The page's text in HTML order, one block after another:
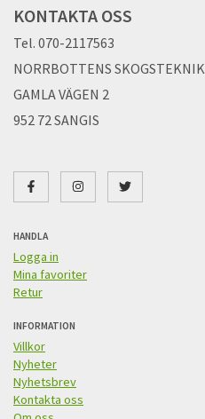
KONTAKTA OSS
Tel. 070-2117563
NORRBOTTENS SKOGSTEKNIK
GAMLA VÄGEN 2
952 72 SANGIS
HANDLA
Logga in
Mina favoriter
Retur
INFORMATION
Villkor
Nyheter
Nyhetsbrev
Kontakta oss